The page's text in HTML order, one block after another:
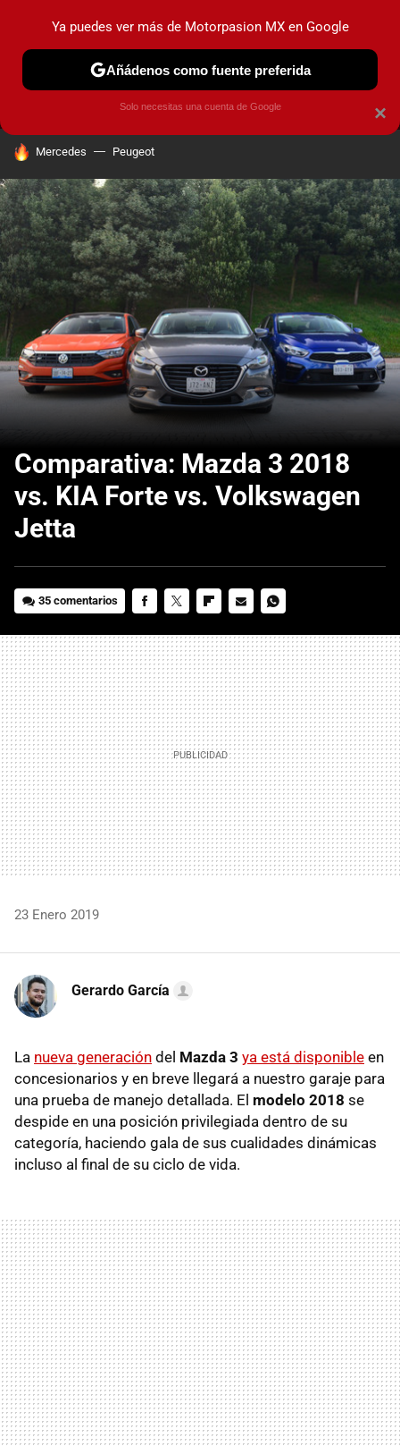
MENÚ NUEVO
INDUSTRIA HOY NO CIRCULA
HOY SE HABLA DE
Mercedes Peugeot
Comparativa: Mazda 3 2018
vs. KIA Forte vs. Volkswagen
Jetta
35 comentarios
MAIL
23 Enero 2019
Gerardo García
La nueva generación del Mazda 3 ya está disponible en
concesionarios y en breve llegará a nuestro garaje para
una prueba de manejo detallada. El modelo 2018 se
despide en una posición privilegiada dentro de su
categoría, haciendo gala de sus cualidades dinámicas
incluso al final de su ciclo de vida.
×
Ya puedes ver más de Motorpasion MX en Google
Añádenos como fuente preferida
Solo necesitas una cuenta de Google